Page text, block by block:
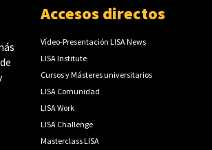
Accesos directos
Vídeo-Presentación LISA News
LISA Institute
Cursos y Másteres universitarios
LISA Comunidad
LISA Work
LISA Challenge
Masterclass LISA